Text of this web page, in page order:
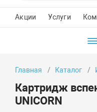
Акции Услуги
Главная Каталог
Картридж
UNICORN